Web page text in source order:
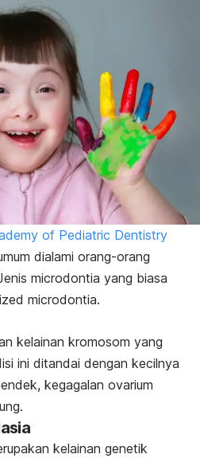
of Pediatric Dentistry
dialami orang-orang
microdontia yang biasa
microdontia.
kelainan kromosom yang
ini ditandai dengan kecilnya
kegagalan ovarium
kelainan genetik